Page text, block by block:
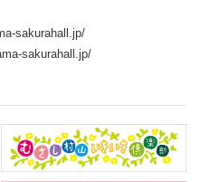
sakurahall.jp/
sakurahall.jp/